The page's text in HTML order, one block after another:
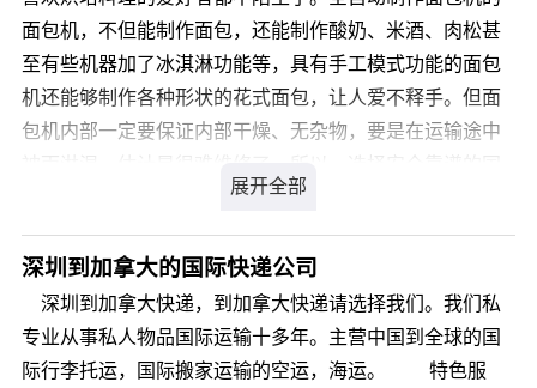
面包机，不但能制作面包，还能制作酸奶、米酒、肉松甚
至有些机器加了冰淇淋功能等，具有手工模式功能的面包
机还能够制作各种形状的花式面包，让人爱不释手。但面
包机内部一定要保证内部干燥、无杂物，要是在运输途中
际快递公司是非常重要的。国际快递空运寄面包机到新西
兰，人们在选择国际快递公司时，也难免无从下手，如何
从国内方便、安全、又快捷地快递包裹到海外亲人手中，
国际快递空运寄面包机到新西兰多久能到？国际快递空运
寄面包机到新西兰比较好的国际快递公司有哪些呢?
深圳到加拿大的国际快递公司
深圳到加拿大快递，到加拿大快递请选择我们。我们私
专业从事私人物品国际运输十多年。主营中国到全球的国
际行李托运，国际搬家运输的空运，海运。 特色服